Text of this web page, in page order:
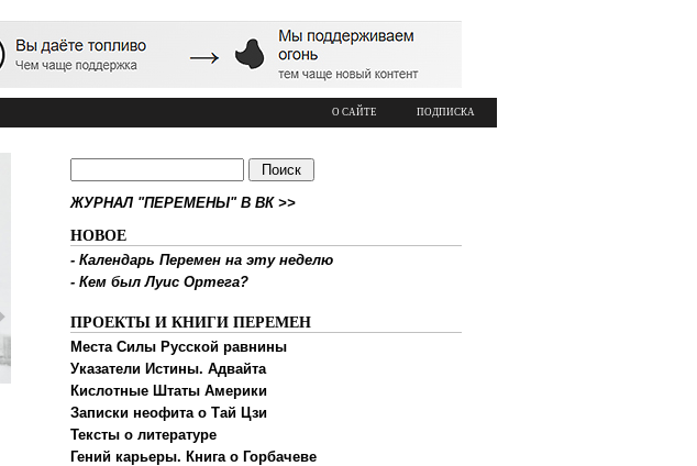
О САЙТЕ ПОДПИСКА
ЖУРНАЛ "ПЕРЕМЕНЫ" В ВК >>
НОВОЕ
- Календарь Перемен на эту неделю
- Кем был Луис Ортега?
ПРОЕКТЫ И КНИГИ ПЕРЕМЕН
Места Силы Русской равнины
Указатели Истины. Адвайта
Кислотные Штаты Америки
Записки неофита о Тай Цзи
Тексты о литературе
Гений карьеры. Книга о Горбачеве